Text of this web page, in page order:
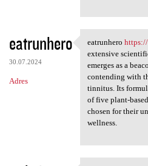
eatrunhero
30.07.2024
Adres
eatrunhero
eatrunhero
extensive
emerges as a
contending with
tinnitus. Its
of five plant-
chosen for their
wellness.